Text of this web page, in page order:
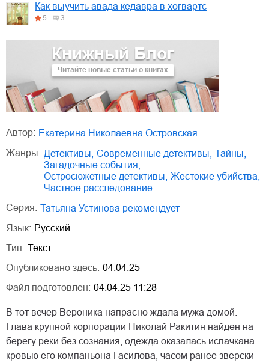
Книжный Блог
Читайте новые статьи о книгах
Как выучить авада кедавра в хогвартс
5 3
Автор:
Екатерина Николаевна Островская
Жанры:
детективы современные детективы тайны
загадочные события
остросюжетные детективы
жестокие убийства
частное расследование
Серия:
Татьяна Устинова рекомендует
Язык: Русский
Тип: Текст
Опубликовано здесь: 04.04.25
Файл подготовлен: 04.04.25 11:28
В тот вечер Вероника напрасно ждала мужа домой.
Глава крупной корпорации Николай Ракитин найден на
берегу реки без сознания, одежда оказалась испачкана
кровью его компаньона Гасилова, часом ранее зверски